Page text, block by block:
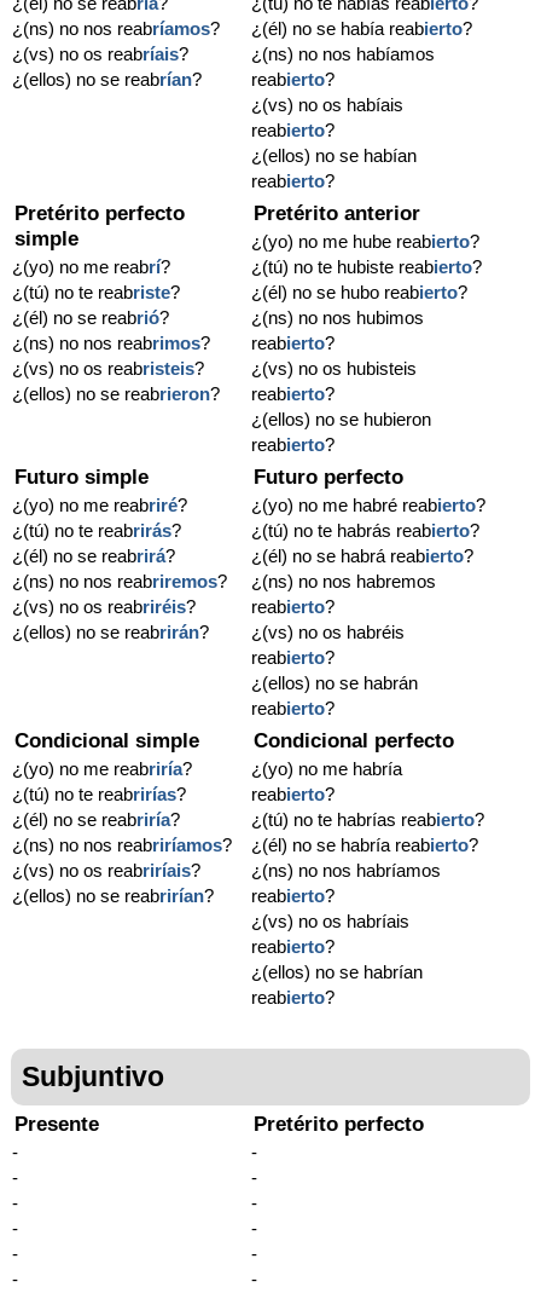
¿(ns) no nos reabríamos?
¿(vs) no os reabríais?
¿(ellos) no se reabrían?
¿(él) no se había reabierto?
¿(ns) no nos habíamos
reabierto?
¿(vs) no os habíais
reabierto?
¿(ellos) no se habían
reabierto?
Pretérito perfecto
simple
¿(yo) no me reabrí?
¿(tú) no te reabriste?
¿(él) no se reabrió?
¿(ns) no nos reabrimos?
¿(vs) no os reabristeis?
¿(ellos) no se reabrieron?
Pretérito anterior
¿(yo) no me hube reabierto?
¿(tú) no te hubiste reabierto?
¿(él) no se hubo reabierto?
¿(ns) no nos hubimos
reabierto?
¿(vs) no os hubisteis
reabierto?
¿(ellos) no se hubieron
reabierto?
Futuro simple
¿(yo) no me reabriré?
¿(tú) no te reabrirás?
¿(él) no se reabrirá?
¿(ns) no nos reabriremos?
¿(vs) no os reabriréis?
¿(ellos) no se reabrirán?
Futuro perfecto
¿(yo) no me habré reabierto?
¿(tú) no te habrás reabierto?
¿(él) no se habrá reabierto?
¿(ns) no nos habremos
reabierto?
¿(vs) no os habréis
reabierto?
¿(ellos) no se habrán
reabierto?
Condicional simple
¿(yo) no me reabriría?
¿(tú) no te reabrirías?
¿(él) no se reabriría?
¿(ns) no nos reabriríamos?
¿(vs) no os reabriríais?
¿(ellos) no se reabrirían?
Condicional perfecto
¿(yo) no me habría
reabierto?
¿(tú) no te habrías reabierto?
¿(él) no se habría reabierto?
¿(ns) no nos habríamos
reabierto?
¿(vs) no os habríais
reabierto?
¿(ellos) no se habrían
reabierto?
Subjuntivo
Presente
-
-
-
-
-
-
Pretérito perfecto
-
-
-
-
-
-